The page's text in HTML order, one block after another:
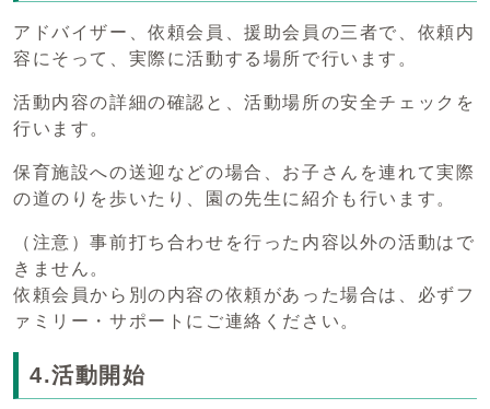
アドバイザー、依頼会員、援助会員の三者で、依頼内
容にそって、実際に活動する場所で行います。
活動内容の詳細の確認と、活動場所の安全チェックを
行います。
保育施設への送迎などの場合、お子さんを連れて実際
の道のりを歩いたり、園の先生に紹介も行います。
（注意）事前打ち合わせを行った内容以外の活動はで
きません。
依頼会員から別の内容の依頼があった場合は、必ずフ
ァミリー・サポートにご連絡ください。
4.活動開始